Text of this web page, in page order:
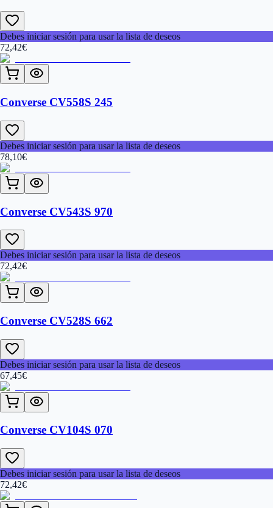
Debes iniciar sesión para usar la lista de deseos
72,42€
Converse CV558S 245
Debes iniciar sesión para usar la lista de deseos
78,10€
Converse CV543S 970
Debes iniciar sesión para usar la lista de deseos
72,42€
Converse CV528S 662
Debes iniciar sesión para usar la lista de deseos
67,45€
Converse CV104S 070
Debes iniciar sesión para usar la lista de deseos
72,42€